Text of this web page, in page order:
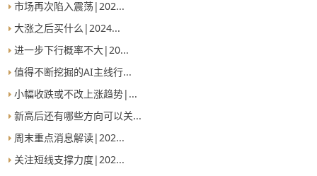
市场再次陷入震荡|202...
大涨之后买什么|2024...
进一步下行概率不大|20...
值得不断挖掘的AI主线行...
小幅收跌或不改上涨趋势|...
新高后还有哪些方向可以关...
周末重点消息解读|202...
关注短线支撑力度|202...